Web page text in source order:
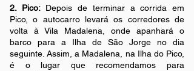
2. Pico:Depois de terminar a corrida em
Pico, o autocarro levará os corredores de
volta à Vila Madalena, onde apanhará o
barco para a Ilha de São Jorge no dia
seguinte. Assim, a Madalena, na Ilha do Pico,
é o lugar que recomendamos para